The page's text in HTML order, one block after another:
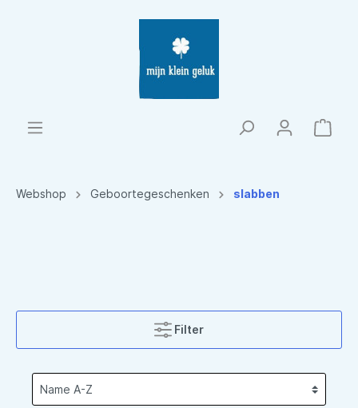
Webshop Geboortegeschenken slabben
Filter